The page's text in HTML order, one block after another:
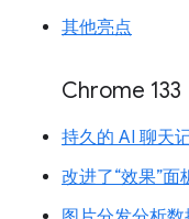
其他亮点
Chrome 133
持久的 AI 聊天
改进了“效果”面